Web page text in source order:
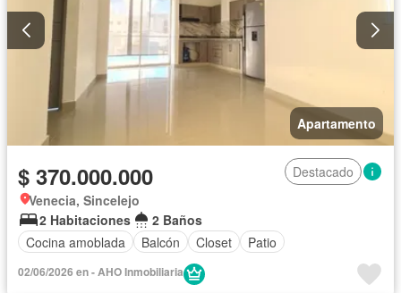
Apartamento
$ 370.000.000
Destacado
Venecia, Sincelejo
2 Habitaciones
2 Baños
Cocina amoblada
Balcón Closet Patio
02/06/2026 en - AHO Inmobiliaria